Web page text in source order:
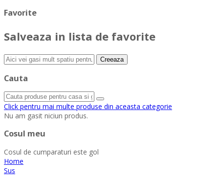
Favorite
Salveaza in lista de favorite
Creeaza
Cauta
Click pentru mai multe produse din aceasta categorie
Nu am gasit niciun produs.
Cosul meu
Cosul de cumparaturi este gol
Home
Sus